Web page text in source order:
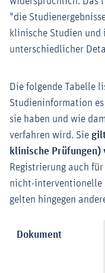
"die
klinische Studien und
unterschiedlicher
Die folgende Tabelle
Studieninformation
sie haben und wie
verfahren wird. Sie
klinische
Registrierung auch
nicht-interventionelle
gelten hingegen
Dokument